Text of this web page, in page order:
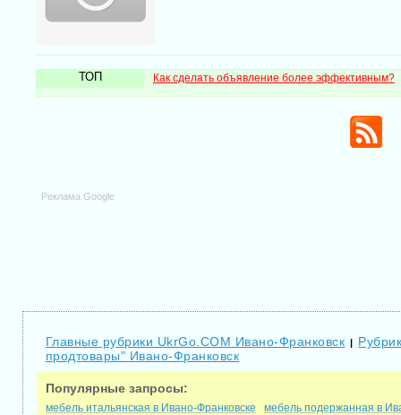
ТОП Как сделать объявление более эффективным?
Реклама Google
Главные рубрики UkrGo.COM Ивано-Франковск |
продтовары" Ивано-Франковск
Популярные запросы:
мебель итальянская в Ивано-Франковске
мебель подержанная в